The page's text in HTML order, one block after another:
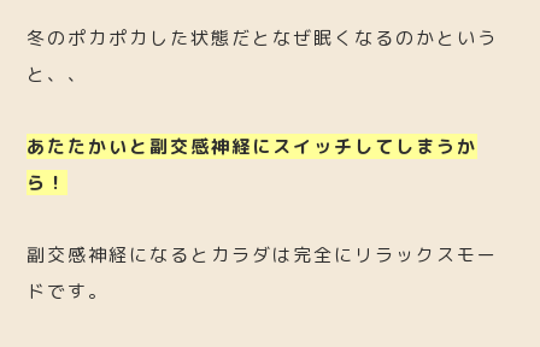
冬のポカポカした状態だとなぜ眠くなるのかという
と、、
あたたかいと副交感神経にスイッチしてしまうか
ら！
副交感神経になるとカラダは完全にリラックスモー
ドです。